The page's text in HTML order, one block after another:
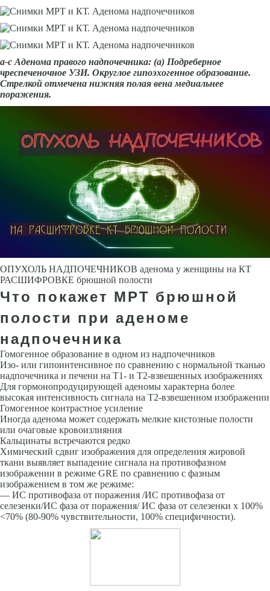
а-с Аденома правого надпочечника: (а) Подреберное
чреспеченочное УЗИ. Округлое гипоэхогенное образование.
Стрелкой отмечена нижняя полая вена медиальнее
поражения.
ОПУХОЛЬ НАДПОЧЕЧНИКОВ аденома у женщины на КТ
РАСШИФРОВКЕ брюшной полости
Что покажет МРТ брюшной
полости при аденоме
надпочечника
Гомогенное образование в одном из надпочечников
Изо- или гипоинтенсивное по сравнению с нормальной тканью
надпочечника и печени на Т1- и Т2-взвешенных изображениях
Для гормонопродуцирующей аденомы характерна более
высокая интенсивность сигнала на Т2-взвешенном изображении
Гомогенное контрастное усиление
Иногда аденома может содержать мелкие кистозные полости
или очаговые кровоизлияния
Кальцинаты встречаются редко
Химический сдвиг изображения для определения жировой
ткани выявляет выпадение сигнала на противофазном
изображении в режиме GRE по сравнению с фазным
изображением в том же режиме:
— ИС противофаза от поражения /ИС противофаза от
селезенки/ИС фаза от поражения/ ИС фаза от селезенки х 100%
<70% (80-90% чувствительности, 100% специфичности).